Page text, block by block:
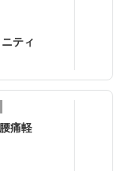
ティ
痛軽